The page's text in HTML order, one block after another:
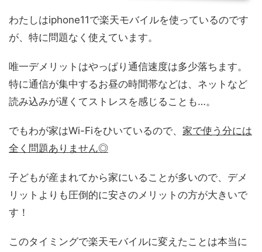
わたしはiphone11で楽天モバイルを使っているのです
が、特に問題なく使えています。
唯一デメリットはやっぱり通信速度は多少落ちます。
特に通信が集中するお昼の時間帯などは、ネットなど
読み込みが遅くてストレスを感じることも…。
でもわが家はWi-Fiをひいているので、 家で使う分には
全く問題ありません◎
子どもが産まれてから家にいることが多いので、デメ
リットよりも圧倒的に安さのメリットの方が大きいで
す！
このタイミングで楽天モバイルに変えたことは本当に